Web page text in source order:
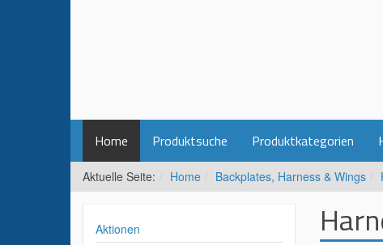
Home Produktsuche Produktkategorien
Aktuelle Seite: Home Backplates, Harness & Wings
Aktionen